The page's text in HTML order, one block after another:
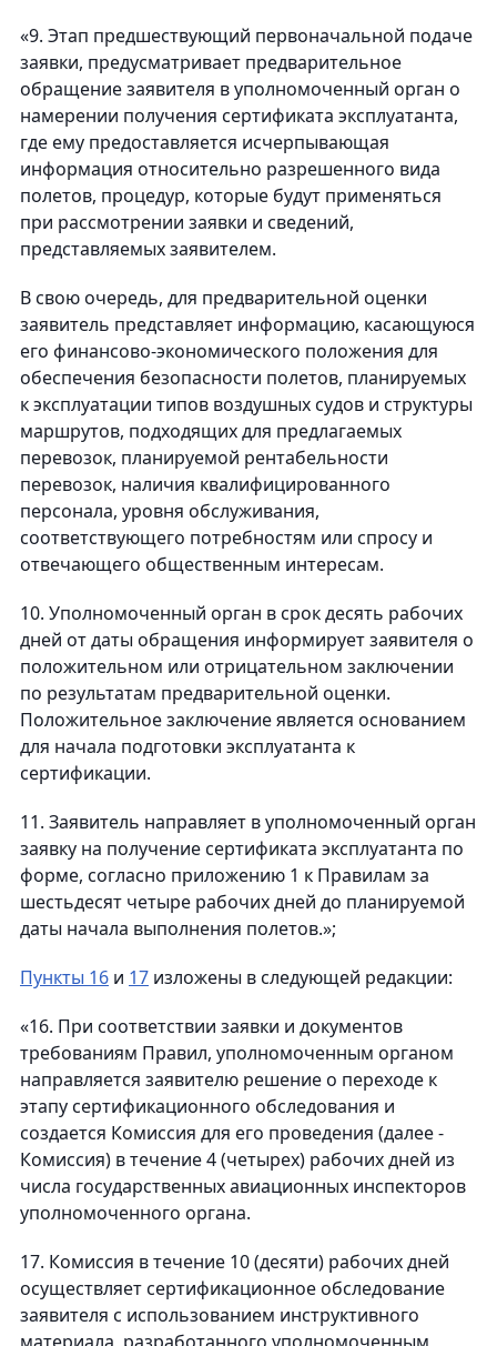
«9. Этап предшествующий первоначальной подаче
заявки, предусматривает предварительное
обращение заявителя в уполномоченный орган о
намерении получения сертификата эксплуатанта,
где ему предоставляется исчерпывающая
информация относительно разрешенного вида
полетов, процедур, которые будут применяться
при рассмотрении заявки и сведений,
представляемых заявителем.
В свою очередь, для предварительной оценки
заявитель представляет информацию, касающуюся
его финансово-экономического положения для
обеспечения безопасности полетов, планируемых
к эксплуатации типов воздушных судов и структуры
маршрутов, подходящих для предлагаемых
перевозок, планируемой рентабельности
перевозок, наличия квалифицированного
персонала, уровня обслуживания,
соответствующего потребностям или спросу и
отвечающего общественным интересам.
10. Уполномоченный орган в срок десять рабочих
дней от даты обращения информирует заявителя о
положительном или отрицательном заключении
по результатам предварительной оценки.
Положительное заключение является основанием
для начала подготовки эксплуатанта к
сертификации.
11. Заявитель направляет в уполномоченный орган
заявку на получение сертификата эксплуатанта по
форме, согласно приложению 1 к Правилам за
шестьдесят четыре рабочих дней до планируемой
даты начала выполнения полетов.»;
Пункты 16 и 17 изложены в следующей редакции:
«16. При соответствии заявки и документов
требованиям Правил, уполномоченным органом
направляется заявителю решение о переходе к
этапу сертификационного обследования и
создается Комиссия для его проведения (далее -
Комиссия) в течение 4 (четырех) рабочих дней из
числа государственных авиационных инспекторов
уполномоченного органа.
17. Комиссия в течение 10 (десяти) рабочих дней
осуществляет сертификационное обследование
заявителя с использованием инструктивного